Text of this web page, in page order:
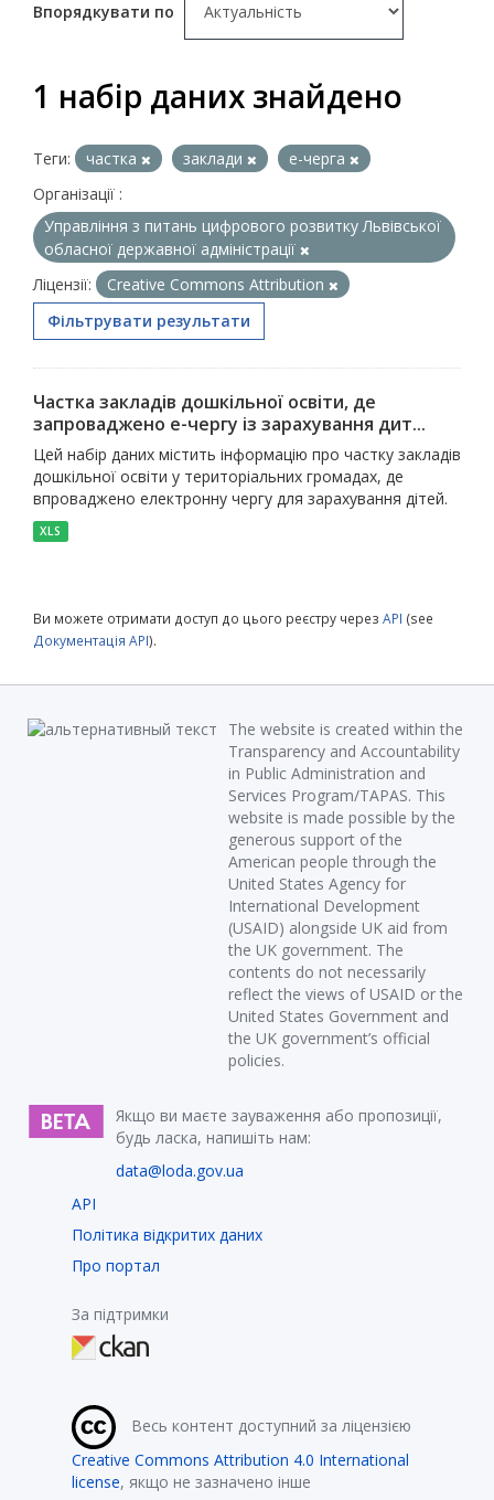
Впорядкувати по
1 набір даних знайдено
Теги: частка заклади
е-черга
Організації :
Управління з питань цифрового розвитку Львівської
обласної державної адміністрації
Ліцензії:
Creative Commons Attribution
Фільтрувати результати
Частка закладів дошкільної освіти, де
запроваджено е-чергу із зарахування дит...
Цей набір даних містить інформацію про частку закладів
дошкільної освіти у територіальних громадах, де
впроваджено електронну чергу для зарахування дітей.
XLS
Ви можете отримати доступ до цього реєстру через API (see
Документація API).
The website is created within the
Transparency and Accountability
in Public Administration and
Services Program/TAPAS. This
website is made possible by the
generous support of the
American people through the
United States Agency for
International Development
(USAID) alongside UK aid from
the UK government. The
contents do not necessarily
reflect the views of USAID or the
United States Government and
the UK government’s official
policies.
Якщо ви маєте зауваження або пропозиції,
будь ласка, напишіть нам:
data@loda.gov.ua
API
Політика відкритих даних
Про портал
За підтримки
Весь контент доступний за ліцензією
Creative Commons Attribution 4.0 International
license, якщо не зазначено інше